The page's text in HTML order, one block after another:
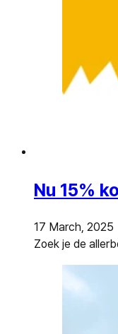
Nu 15%
17 March, 2025
Zoek je de